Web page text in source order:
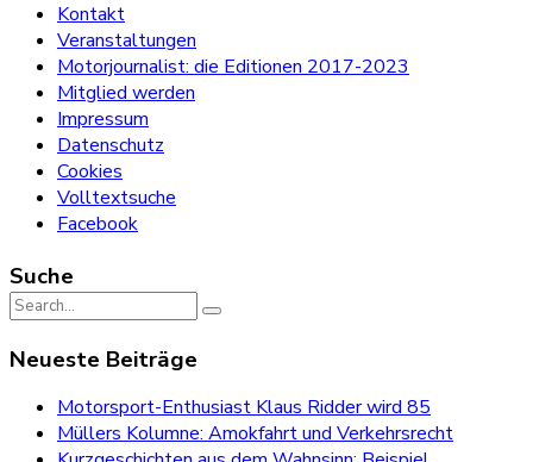
Kontakt
Veranstaltungen
Motorjournalist: die Editionen 2017-2023
Mitglied werden
Impressum
Datenschutz
Cookies
Volltextsuche
Facebook
Suche
Search
Neueste Beiträge
Motorsport-Enthusiast Klaus Ridder wird 85
Müllers Kolumne: Amokfahrt und Verkehrsrecht